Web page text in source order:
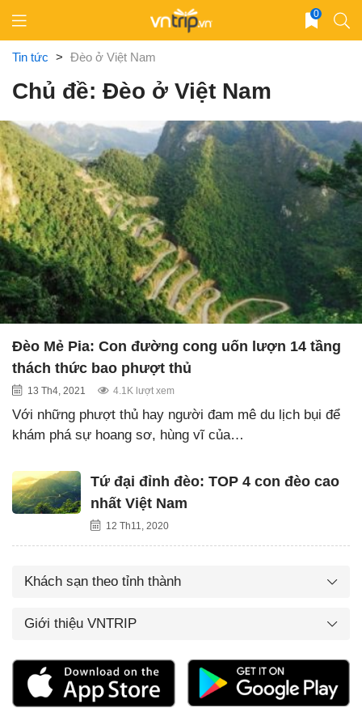
content
0
Tin tức > Đèo ở Việt Nam
Chủ đề: Đèo ở Việt Nam
Đèo Mẻ Pia: Con đường cong uốn lượn 14 tầng
thách thức bao phượt thủ
13 Th4, 2021 4.1K lượt xem
Với những phượt thủ hay người đam mê du lịch bụi để
khám phá sự hoang sơ, hùng vĩ của…
Tứ đại đỉnh đèo: TOP 4 con đèo cao
nhất Việt Nam
12 Th11, 2020
Khách sạn theo tỉnh thành
Giới thiệu VNTRIP